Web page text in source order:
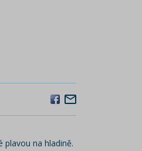
plavou na hladině.